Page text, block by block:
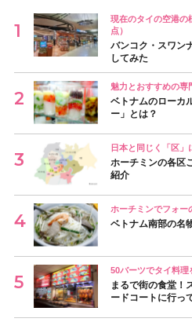
現在のタイの空港の
点）
バンコク・スワン
してみた
魅力とおすすめの専
ベトナムのローカ
ー」とは？
日本と同じく「区
ホーチミンの各区
紹介
ホーチミンでフォー
ベトナム南部の名
50バーツでタイ料理
まるで街の食堂！
ードコートに行っ